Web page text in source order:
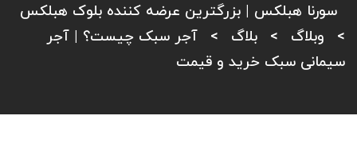
سورنا هبلکس | بزرگترین عرضه کننده بلوک هبلکس
>
وبلاگ > بلاگ >
آجر سبک چیست؟ | آجر
سیمانی سبک خرید و قیمت